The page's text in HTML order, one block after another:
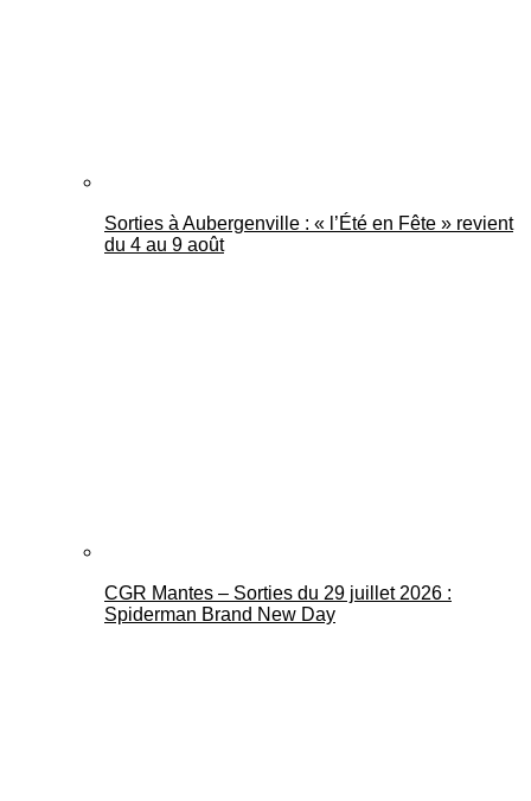
Sorties à Aubergenville : « l’Été en Fête » revient
du 4 au 9 août
CGR Mantes – Sorties du 29 juillet 2026 :
Spiderman Brand New Day